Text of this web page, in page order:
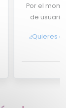
Por el
de
¿Quieres